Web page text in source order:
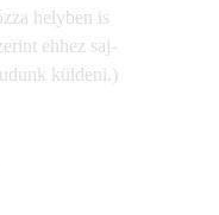
hely­ben is
ehhez saj­
küldeni.)